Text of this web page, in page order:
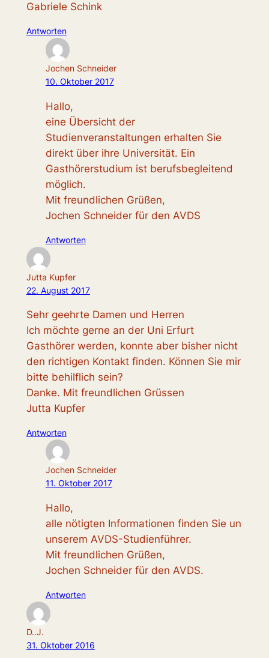
Gabriele Schink
Antworten
Jochen Schneider
10. Oktober 2017
Hallo,
eine Übersicht der
Studienveranstaltungen erhalten Sie
direkt über ihre Universität. Ein
Gasthörerstudium ist berufsbegleitend
möglich.
Mit freundlichen Grüßen,
Jochen Schneider für den AVDS
Antworten
Jutta Kupfer
22. August 2017
Sehr geehrte Damen und Herren
Ich möchte gerne an der Uni Erfurt
Gasthörer werden, konnte aber bisher nicht
den richtigen Kontakt finden. Können Sie mir
bitte behilflich sein?
Danke. Mit freundlichen Grüssen
Jutta Kupfer
Antworten
Jochen Schneider
11. Oktober 2017
Hallo,
alle nötigten Informationen finden Sie un
unserem AVDS-Studienführer.
Mit freundlichen Grüßen,
Jochen Schneider für den AVDS.
Antworten
D..J.
31. Oktober 2016